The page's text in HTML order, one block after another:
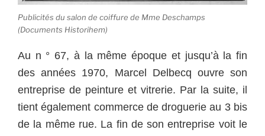
Publicités du salon de coiffure de Mme Deschamps
(Documents Historihem)
Au n ° 67, à la même époque et jusqu’à la fin
des années 1970, Marcel Delbecq ouvre son
entreprise de peinture et vitrerie. Par la suite, il
tient également commerce de droguerie au 3 bis
de la même rue. La fin de son entreprise voit le